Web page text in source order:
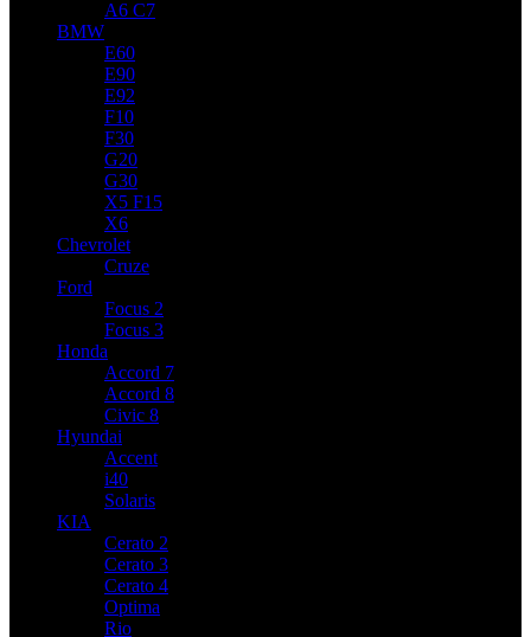
A6 C7
BMW
E60
E90
E92
F10
F30
G20
G30
X5 F15
X6
Chevrolet
Cruze
Ford
Focus 2
Focus 3
Honda
Accord 7
Accord 8
Civic 8
Hyundai
Accent
i40
Solaris
KIA
Cerato 2
Cerato 3
Cerato 4
Optima
Rio